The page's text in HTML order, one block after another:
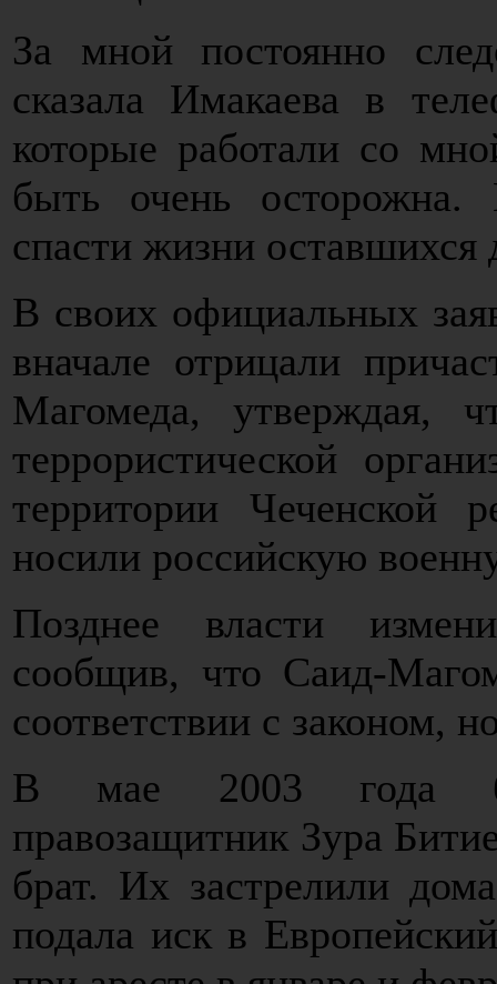
За мной постоянно
сказала Имакаева в
которые работали со
быть очень
спасти жизни оставшихся
В своих официальных
вначале отрицали
Магомеда, утверждая,
террористической
территории Чеченской
носили российскую
Позднее власти
сообщив, что Саид-
соответствии с законом,
В мае 2003 года
правозащитник Зура
брат. Их застрелили
подала иск в